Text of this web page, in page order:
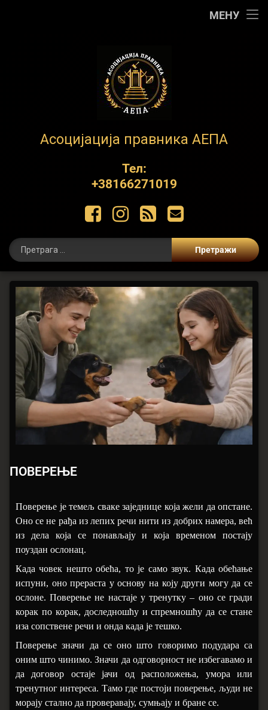
МЕНУ
АЕПА
Асоцијација правника АЕПА
Тел:
+38166271019
ФацебоокИнстаграм
РСС Е-маил
ПОВЕРЕЊЕ
Постед он 30/01/2026
Упдатед он 30/01/2026
бy Марија Дедовић
Цатегориес:
Аманет
Дијалогу
ПОВЕРЕЊЕ
Поверење је темељ сваке заједнице која жели да опстане.
Оно се не рађа из лепих речи нити из добрих намера, већ
из дела која се понављају и која временом постају
поуздан ослонац.
Када човек нешто обећа, то је само звук. Када обећање
испуни, оно прераста у основу на коју други могу да се
ослоне. Поверење не настаје у тренутку– оно се гради
корак по корак, доследношћу и спремношћу да се стане
иза сопствене речи и онда када је тешко.
Поверење значи да се оно што говоримо подудара са
оним што чинимо. Значи да одговорност не избегавамо и
да договор остаје јачи од расположења, умора или
тренутног интереса. Тамо где постоји поверење, људи не
морају стално да проверавају, сумњају и бране се.